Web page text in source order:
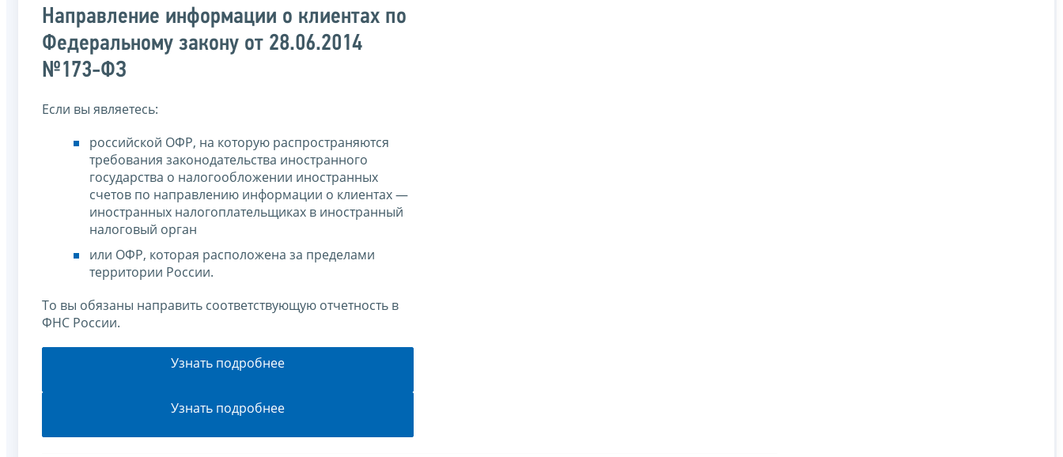
Направление информации о клиентах по
Федеральному закону от 28.06.2014
№173-ФЗ
Если вы являетесь:
российской ОФР, на которую распространяются
требования законодательства иностранного
государства о налогообложении иностранных
счетов по направлению информации о клиентах —
иностранных налогоплательщиках в иностранный
налоговый орган
или ОФР, которая расположена за пределами
территории России.
То вы обязаны направить соответствующую отчетность в
ФНС России.
Узнать подробнее
Узнать подробнее